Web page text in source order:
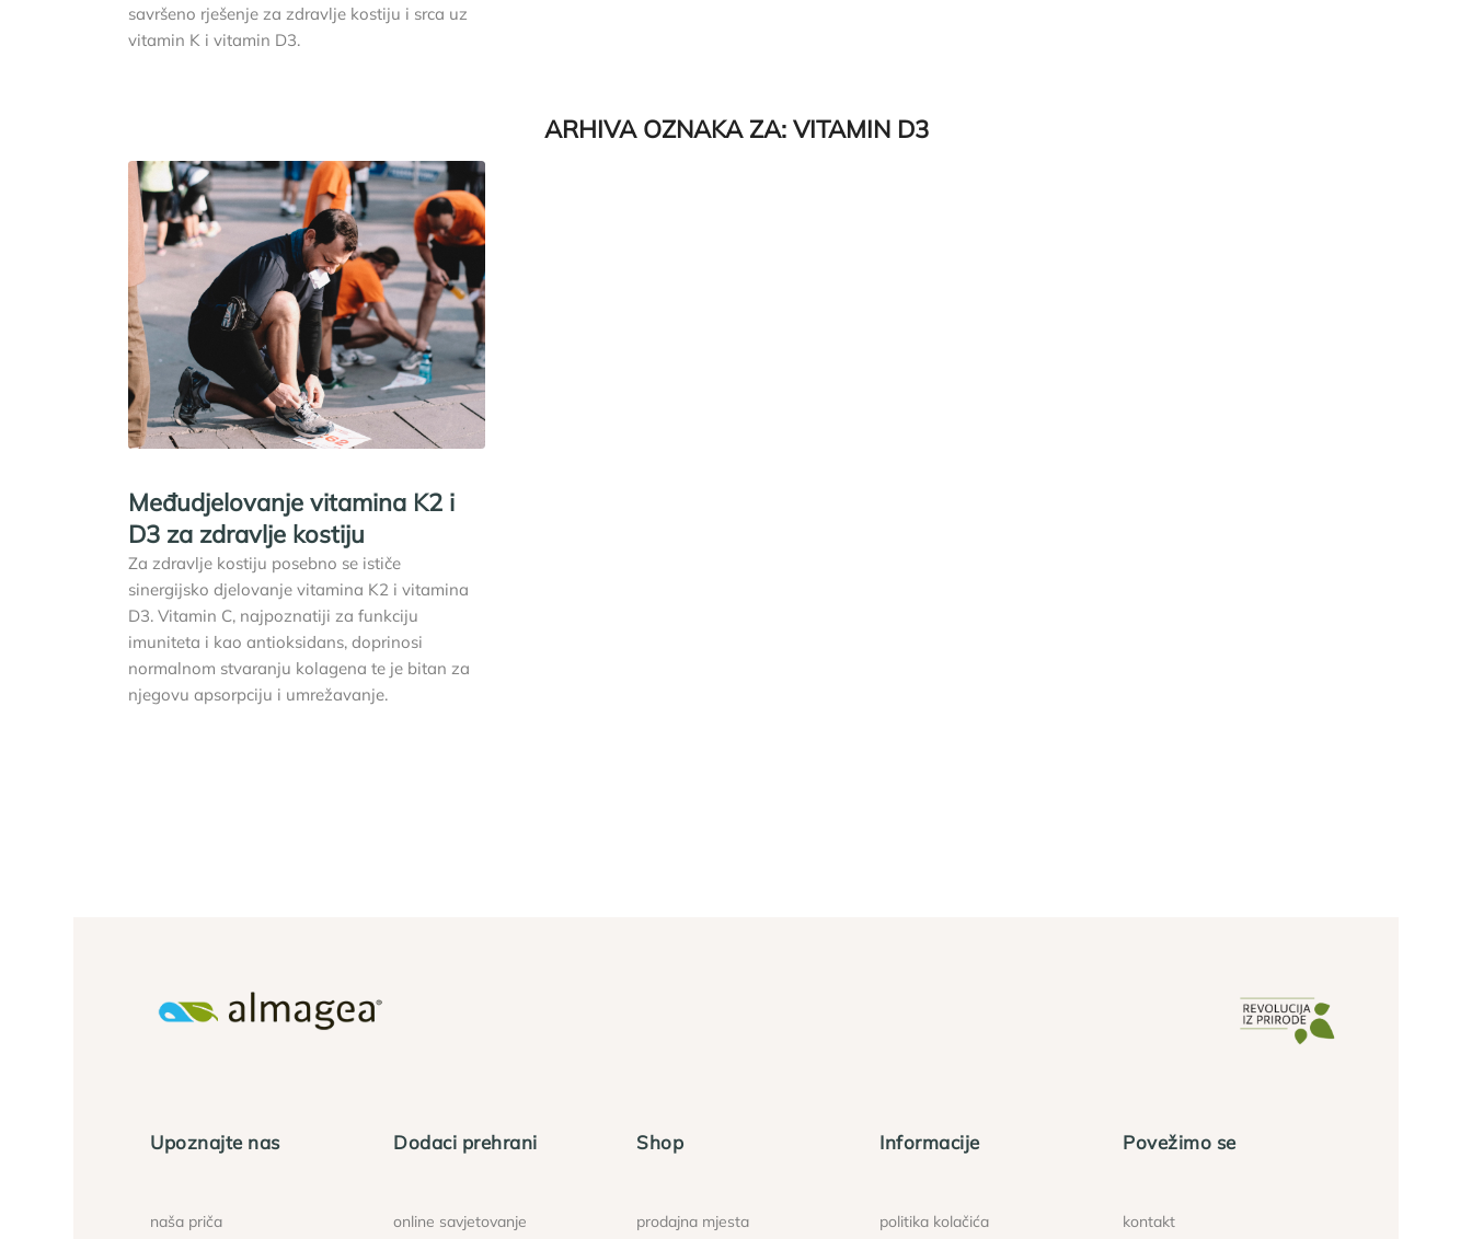
savršeno rješenje za zdravlje kostiju i srca uz
vitamin K i vitamin D3.
ARHIVA OZNAKA ZA: VITAMIN D3
Međudjelovanje vitamina K2 i
D3 za zdravlje kostiju
Za zdravlje kostiju posebno se ističe
sinergijsko djelovanje vitamina K2 i vitamina
D3. Vitamin C, najpoznatiji za funkciju
imuniteta i kao antioksidans, doprinosi
normalnom stvaranju kolagena te je bitan za
njegovu apsorpciju i umrežavanje.
Upoznajte nas
naša priča
Dodaci prehrani
online savjetovanje
Shop
prodajna mjesta
Informacije
politika kolačića
Povežimo se
kontakt